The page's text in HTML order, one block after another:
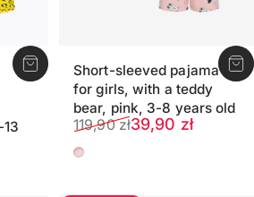
Short-sleeved pajama
for girls, with a teddy
bear, pink, 3-8 years old
Sale price39,90 zł
Regular price
119,90 zł
Pink